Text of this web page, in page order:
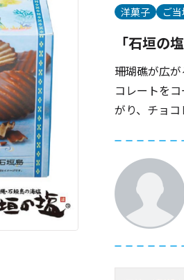
洋菓子 ご
「石垣の
珊瑚礁が広
コレートを
がり、チョコ